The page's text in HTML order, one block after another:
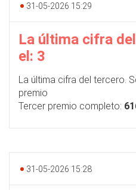
31-05-2026 15:29
La última cifra
el: 3
La última cifra del tercero.
premio
Tercer premio completo:
31-05-2026 15:28